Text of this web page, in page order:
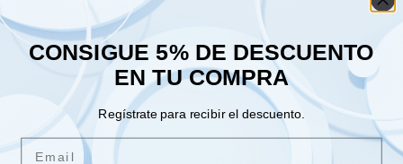
Tornillos para caja de
fusibles Optimill
Defender Daisy – Gris
CONSIGUE 5% DE DESCUENTO
EN TU COMPRA
Regístrate para recibir el descuento.
Email